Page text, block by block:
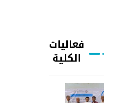
فعاليات
الكلية